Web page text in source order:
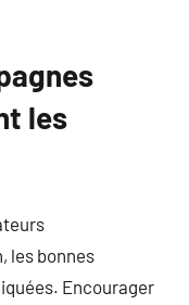
les
les bonnes
Encourager